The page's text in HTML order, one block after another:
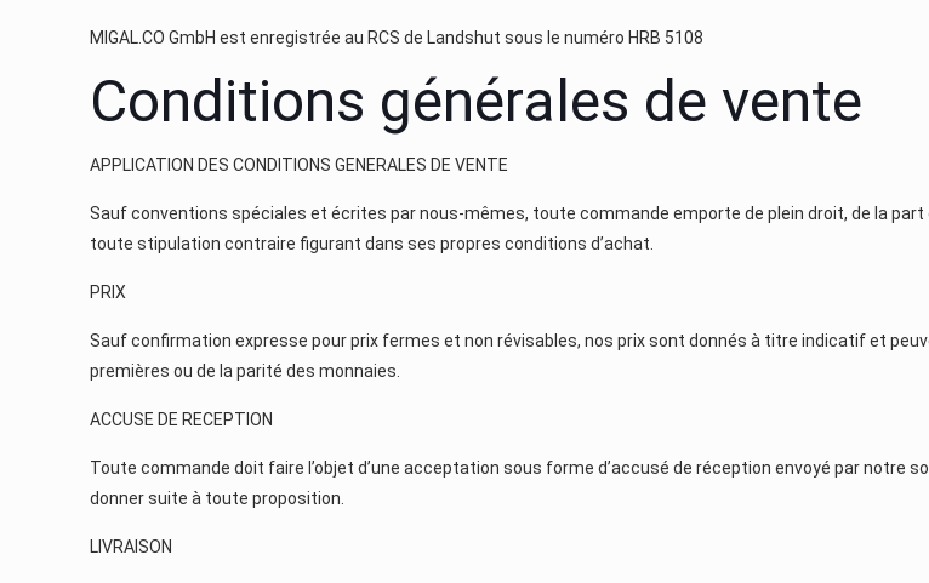
MIGAL.CO GmbH est enregistrée au RCS de Landshut sous le numéro HRB 5108
Conditions générales de vente
APPLICATION DES CONDITIONS GENERALES DE VENTE
Sauf conventions spéciales et écrites par nous-mêmes, toute commande emporte de plein droit, de la
toute stipulation contraire figurant dans ses propres conditions d’achat.
PRIX
Sauf confirmation expresse pour prix fermes et non révisables, nos prix sont donnés à titre indicatif et
premières ou de la parité des monnaies.
ACCUSE DE RECEPTION
Toute commande doit faire l’objet d’une acceptation sous forme d’accusé de réception envoyé par
donner suite à toute proposition.
LIVRAISON